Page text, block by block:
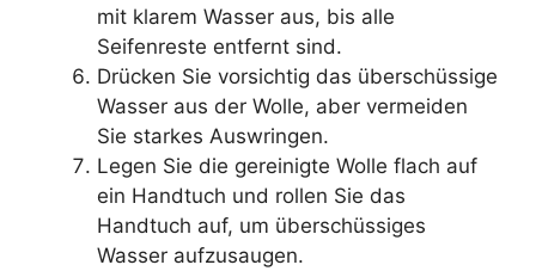
mit klarem Wasser aus, bis alle
Seifenreste entfernt sind.
Drücken Sie vorsichtig das überschüssige
Wasser aus der Wolle, aber vermeiden
Sie starkes Auswringen.
Legen Sie die gereinigte Wolle flach auf
ein Handtuch und rollen Sie das
Handtuch auf, um überschüssiges
Wasser aufzusaugen.